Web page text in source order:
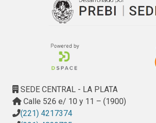
SEDE CENTRAL - LA PLATA
Calle 526 e/ 10 y 11 – (1900)
(221) 4217374